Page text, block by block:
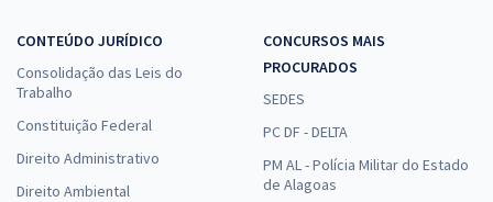
CONTEÚDO JURÍDICO
Consolidação das Leis do
Trabalho
Constituição Federal
Direito Administrativo
Direito Ambiental
CONCURSOS MAIS
PROCURADOS
SEDES
PC DF - DELTA
PM AL - Polícia Militar do Estado
de Alagoas